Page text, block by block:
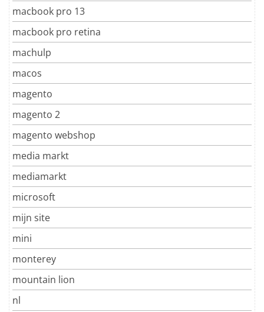
macbook pro 13
macbook pro retina
machulp
macos
magento
magento 2
magento webshop
media markt
mediamarkt
microsoft
mijn site
mini
monterey
mountain lion
nl